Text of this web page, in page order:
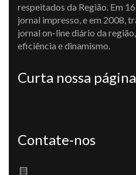
respeitados da Região. Em
jornal impresso, e em 2008,
jornal on-line diário da
eficiência e dinamismo.
Curta nossa
Contate-nos